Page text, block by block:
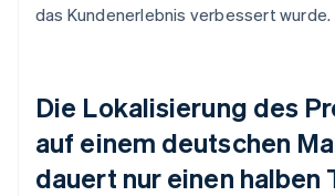
das Kundenerlebnis verbessert wurde.
Die Lokalisierung des
auf einem deutschen
dauert nur einen halben